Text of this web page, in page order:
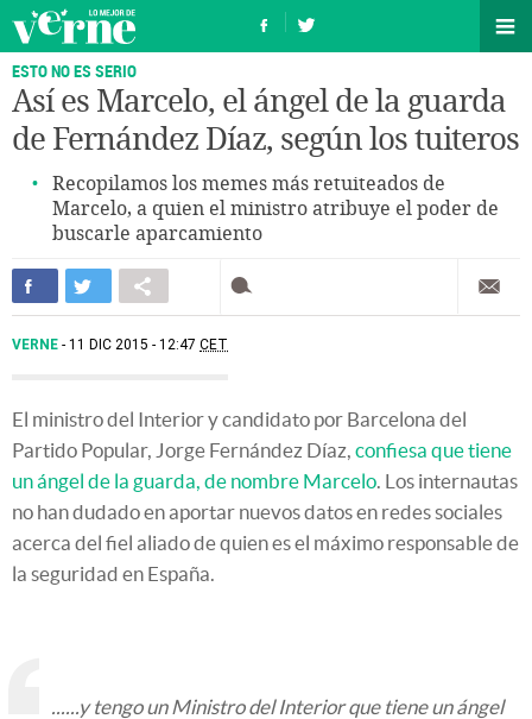
ESTO NO ES SERIO
Así es Marcelo, el ángel de la guarda
de Fernández Díaz, según los tuiteros
Recopilamos los memes más retuiteados de
Marcelo, a quien el ministro atribuye el poder de
buscarle aparcamiento
VERNE 11 DIC 2015 - 12:47 CET
El ministro del Interior y candidato por Barcelona del
Partido Popular, Jorge Fernández Díaz, confiesa que tiene
un ángel de la guarda, de nombre Marcelo. Los internautas
no han dudado en aportar nuevos datos en redes sociales
acerca del fiel aliado de quien es el máximo responsable de
la seguridad en España.
......y tengo un Ministro del Interior que tiene un ángel